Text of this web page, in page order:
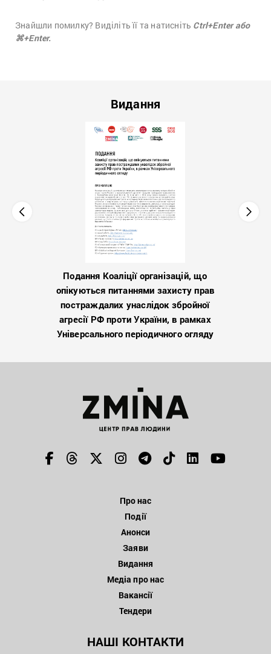
Знайшли помилку? Виділіть її та натисніть Ctrl+Enter або
⌘+Enter.
Видання
Подання Коаліції організацій, що
опікуються питаннями захисту прав
постраждалих унаслідок збройної
агресії РФ проти України, в рамках
Універсального періодичного огляду
Про нас
Події
Анонси
Заяви
Видання
Медіа про нас
Вакансії
Тендери
НАШІ КОНТАКТИ